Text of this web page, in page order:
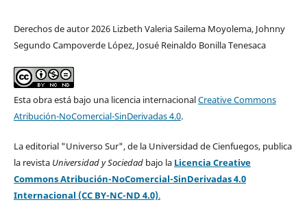
Derechos de autor 2026 Lizbeth Valeria Sailema Moyolema, Johnny
Segundo Campoverde López, Josué Reinaldo Bonilla Tenesaca
Esta obra está bajo una licencia internacionalCreative Commons
Atribución-NoComercial-SinDerivadas 4.0.
La editorial "Universo Sur", de la Universidad de Cienfuegos, publica
la revista Universidad y Sociedad bajo la Licencia Creative
Commons Atribución-NoComercial-SinDerivadas 4.0
Internacional (CC BY-NC-ND 4.0).